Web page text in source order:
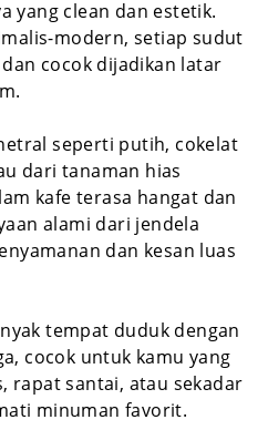
yang clean dan estetik.
modern, setiap sudut
cocok dijadikan latar
seperti putih, cokelat
dari tanaman hias
kafe terasa hangat dan
alami dari jendela
dan kesan luas
tempat duduk dengan
cocok untuk kamu yang
rapat santai, atau sekadar
minuman favorit.